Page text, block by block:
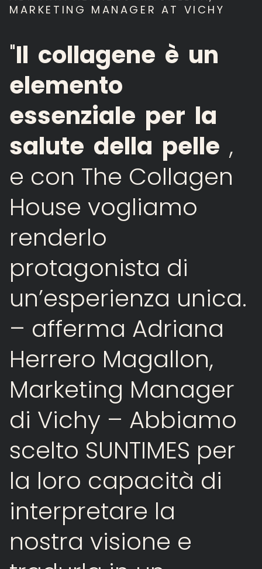
MARKETING MANAGER AT VICHY
"Il collagene è un
elemento
essenziale per la
salute della pelle ,
e con The Collagen
House vogliamo
renderlo
protagonista di
un’esperienza unica.
– afferma Adriana
Herrero Magallon,
Marketing Manager
di Vichy – Abbiamo
scelto SUNTIMES per
la loro capacità di
interpretare la
nostra visione e